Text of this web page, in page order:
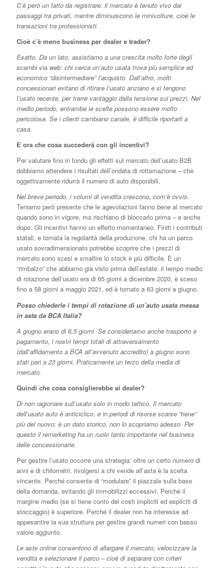
C’è però un fatto da registrare: il mercato è tenuto vivo dai
passaggi tra privati, mentre diminuiscono le minivolture, cioè le
transazioni tra professionisti.
Cioè c’è meno business per dealer e trader?
Esatto. Da un lato, assistiamo a una crescita molto forte degli
scambi via web: chi cerca un’auto usata trova più semplice ed
economico “disintermediare” l’acquisto. Dall’altro, molti
concessionari evitano di ritirare l’usato anziano e si tengono
l’usato recente, per trarre vantaggio dalla tensione sui prezzi. Nel
medio periodo, entrambe le scelte possono essere molto
pericolose. Se i clienti cambiano canale, è difficile riportarli a
casa.
E ora che cosa succederà con gli incentivi?
Per valutare fino in fondo gli effetti sul mercato dell’usato B2B
dobbiamo attendere i risultati dell’ondata di rottamazione – che
oggettivamente ridurrà il numero di auto disponibili.
Nel breve periodo, i volumi di vendita crescono, com’è ovvio.
Teniamo però presente che le agevolazioni fanno bene al mercato
quando sono in vigore, ma rischiano di bloccarlo prima – e anche
dopo. Gli incentivi hanno un effetto momentaneo. Finiti i contributi
statali, e tornata la regolarità della produzione, chi ha un parco
usato sovradimensionato potrebbe scoprire che i prezzi di
mercato sono scesi e smaltire lo stock è più difficile. È un
“rimbalzo” che abbiamo già visto prima dell’estate: il tempo medio
di rotazione dell’usato era di 65 giorni a dicembre 2020, è sceso
fino a 58 giorni a maggio 2021, ed è tornato a 63 giorni a giugno.
Posso chiederle i tempi di rotazione di un’auto usata messa
in asta da BCA Italia?
A giugno erano di 6,5 giorni. Se consideriamo anche trasporto e
pagamento, i nostri tempi totali di attraversamento
(dall’affidamento a BCA all’avvenuto accredito) a giugno sono
stati pari a 23 giorni. Praticamente un terzo della media di
mercato.
Quindi che cosa consiglierebbe ai dealer?
Di non ragionare sull’usato solo in modo tattico. Il mercato
dell’usato auto è anticiclico, e in periodi di risorse scarse “tiene”
più del nuovo: è un dato storico, non lo scopriamo adesso. Per
questo il remarketing ha un ruolo tanto importante nel business
delle concessionarie.
Per gestire l’usato occorre una strategia: oltre un certo numero di
anni e di chilometri, rivolgersi a chi vende all’asta è la scelta
vincente. Perché consente di “modulare” il piazzale sulla base
della domanda, evitando gli immobilizzi eccessivi. Perché il
margine medio (se si tiene conto dei costi impliciti ed espliciti di
stoccaggio) è superiore. Perché il dealer non ha interesse ad
appesantire la sua struttura per gestire grandi numeri con basso
valore aggiunto.
Le aste online consentono di allargare il mercato, velocizzare la
vendita e selezionare il parco – cioè di separare con criteri